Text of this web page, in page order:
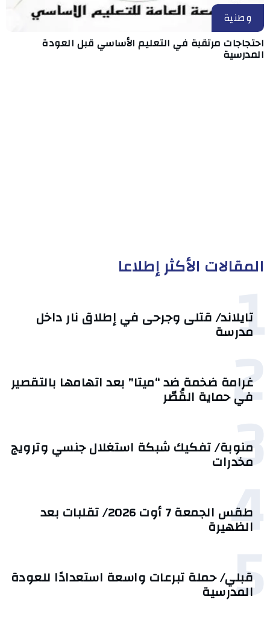
وطنية
احتجاجات مرتقبة في التعليم الأساسي قبل العودة
المدرسية
المقالات الأكثر إطلاعا
1
تايلاند/ قتلى وجرحى في إطلاق نار داخل
مدرسة
2
غرامة ضخمة ضد “ميتا” بعد اتهامها بالتقصير
في حماية القُصّر
3
منوبة/ تفكيك شبكة استغلال جنسي وترويج
مخدرات
4 طقس الجمعة 7 أوت 2026/ تقلبات بعد
الظهيرة
5
قبلي/ حملة تبرعات واسعة استعدادًا للعودة
المدرسية